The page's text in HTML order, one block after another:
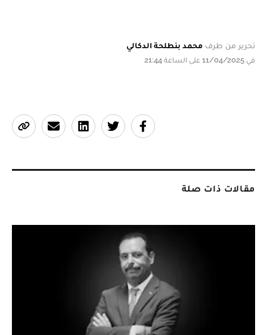
تحرير من طرف محمد بنطلحة الدكالي
في 11/04/2025 على الساعة 21:44
مقالات ذات صلة